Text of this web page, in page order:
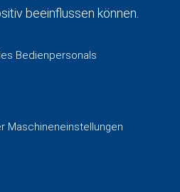
beeinflussen können.
Bedienpersonals
Maschineneinstellungen